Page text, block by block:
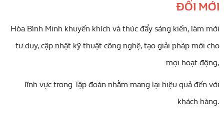
ĐỔI MỚI
Hòa Bình Minh khuyến khích và thúc đẩy sáng kiến, làm mới
tư duy, cập nhật kỹ thuật công nghệ, tạo giải pháp mới cho
mọi hoạt động,
lĩnh vực trong Tập đoàn nhằm mang lại hiệu quả đến với
khách hàng.